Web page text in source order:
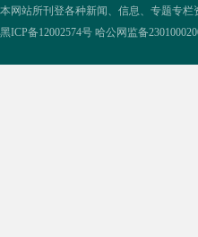
本网站所刊登各种新闻、信息、专题专
黑ICP备12002574号 哈公网监备